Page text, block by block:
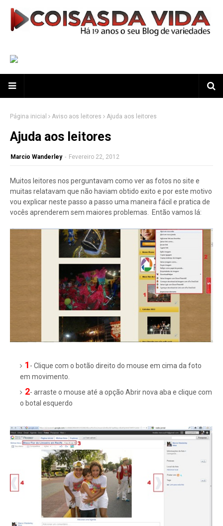
Página inicial Aviso aos leitores Ajuda aos leitores
Ajuda aos leitores
Marcio Wanderley - Fevereiro 22, 2012
Muitos leitores nos perguntavam como ver as fotos no site e
muitas relatavam que não haviam obtido exito e por este motivo
vou explicar neste passo a passo uma maneira fácil e pratica de
vocês aprenderem sem maiores problemas. Então vamos lá:
1 - Clique com o botão direito do mouse em cima da foto
em movimento.
2- arraste o mouse até a opção Abrir nova aba e clique com
o botal esquerdo